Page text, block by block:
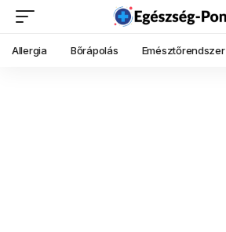
Allergia Bőrápolás Emésztőrendszer